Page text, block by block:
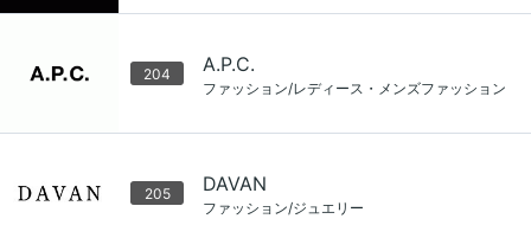
204 A.P.C.
ファッション/レディース・メンズファッション
205 DAVAN
ファッション/ジュエリー